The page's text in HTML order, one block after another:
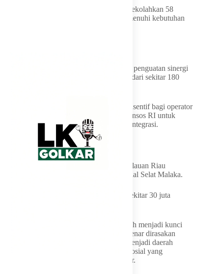
Saat ini, Pemprov Kepri juga tengah menyekolahkan 58
dokter spesialis dan subspesialis guna memenuhi kebutuhan
Dalam pertemuan itu juga dibahas rencana penguatan sinergi
data desa melalui pertemuan operator data dari sekitar 180
Pemprov Kepri mengusulkan pemberian insentif bagi operator
desa serta pendampingan teknis dari Kemensos RI untuk
meningkatkan kualitas data sosial yang terintegrasi.
Kepri Siap Jadi Percontohan
Gubernur Ansar menegaskan bahwa Kepulauan Riau
memiliki posisi strategis di jalur internasional Selat Malaka.
Ia menyebutkan, wilayah tersebut dilalui sekitar 30 juta
“Sinergi antara pemerintah pusat dan daerah menjadi kunci
dalam memastikan setiap program benar-benar dirasakan
manfaatnya oleh masyarakat. Kepri siap menjadi daerah
percontohan dalam penguatan pelayanan sosial yang
terintegrasi dan berkelanjutan,” tegas Ansar.